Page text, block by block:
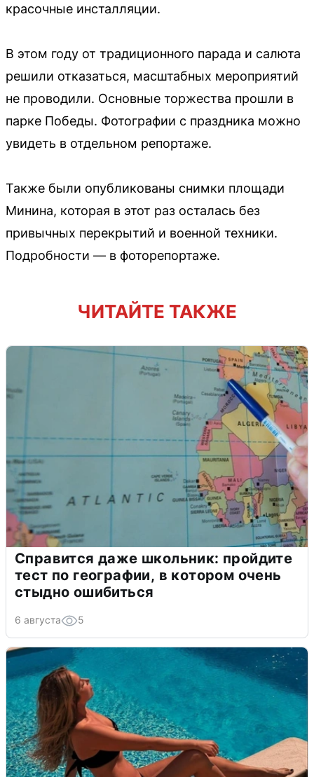
красочные инсталляции.
В этом году от традиционного парада и салюта
решили отказаться, масштабных мероприятий
не проводили. Основные торжества прошли в
парке Победы. Фотографии с праздника можно
увидеть в отдельном репортаже.
Также были опубликованы снимки площади
Минина, которая в этот раз осталась без
привычных перекрытий и военной техники.
Подробности — в фоторепортаже.
ЧИТАЙТЕ ТАКЖЕ
Справится даже школьник: пройдите
тест по географии, в котором очень
стыдно ошибиться
6 августа 5